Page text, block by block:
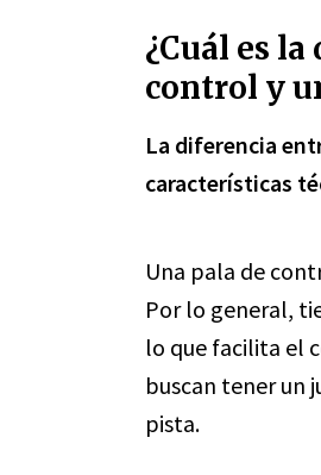
¿Cuál es
control y
La diferencia
características
Una pala de
Por lo general,
lo que facilita el
buscan tener un
pista.